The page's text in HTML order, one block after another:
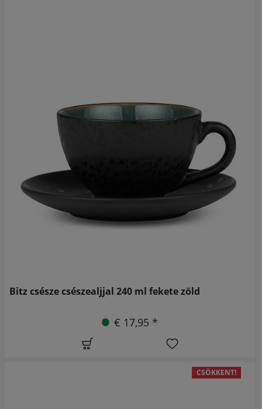
Bitz csésze csészealjjal 240 ml fekete zöld
€ 17,95 *
CSÖKKENT!